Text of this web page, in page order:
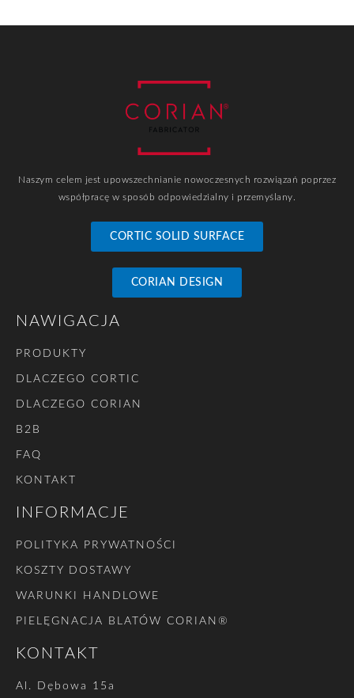
Naszym celem jest upowszechnianie nowoczesnych rozwiązań poprzez
współpracę w sposób odpowiedzialny i przemyślany.
CORTIC SOLID SURFACE
CORIAN DESIGN
NAWIGACJA
PRODUKTY
DLACZEGO CORTIC
DLACZEGO CORIAN
B2B
FAQ
KONTAKT
INFORMACJE
POLITYKA PRYWATNOŚCI
KOSZTY DOSTAWY
WARUNKI HANDLOWE
PIELĘGNACJA BLATÓW CORIAN®
KONTAKT
Al. Dębowa 15a